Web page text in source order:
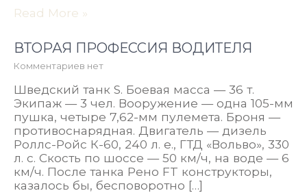
Read More »
ВТОРАЯ ПРОФЕССИЯ ВОДИТЕЛЯ
Комментариев нет
Шведский танк S. Боевая масса — 36 т.
Экипаж — 3 чел. Вооружение — одна 105-мм
пушка, четыре 7,62-мм пулемета. Броня —
противоснарядная. Двигатель — дизель
Роллс-Ройс К-60, 240 л. е., ГТД «Вольво», 330
л. с. Скость по шоссе — 50 км/ч, на воде — 6
км/ч. После танка Рено FT конструкторы,
казалось бы, бесповоротно […]